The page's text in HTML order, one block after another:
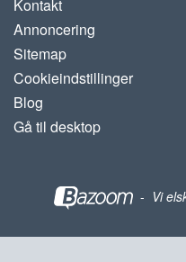
Kontakt
Annoncering
Sitemap
Cookieindstillinger
Blog
Gå til desktop
- Vi